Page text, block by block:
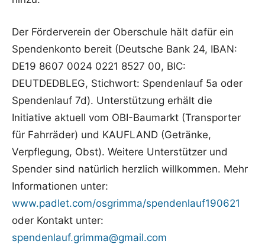
Der Förderverein der Oberschule hält dafür ein
Spendenkonto bereit (Deutsche Bank 24, IBAN:
DE19 8607 0024 0221 8527 00, BIC:
DEUTDEDBLEG, Stichwort: Spendenlauf 5a oder
Spendenlauf 7d). Unterstützung erhält die
Initiative aktuell vom OBI-Baumarkt (Transporter
für Fahrräder) und KAUFLAND (Getränke,
Verpflegung, Obst). Weitere Unterstützer und
Spender sind natürlich herzlich willkommen. Mehr
Informationen unter:
www.padlet.com/osgrimma/spendenlauf190621
oder Kontakt unter:
spendenlauf.grimma@gmail.com